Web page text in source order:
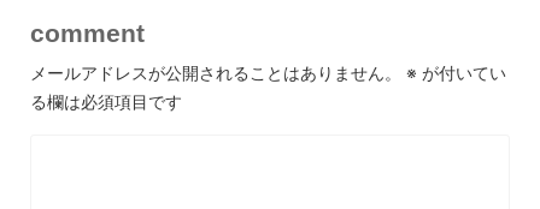
comment
メールアドレスが公開されることはありません。 ※ が付いてい
る欄は必須項目です